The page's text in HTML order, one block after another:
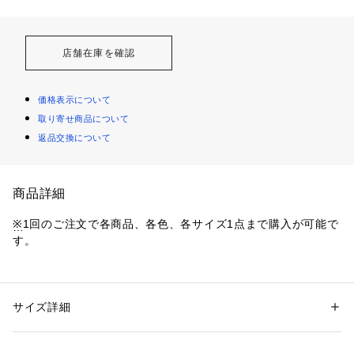
店舗在庫を確認
価格表示について
取り寄せ商品について
返品交換について
商品詳細
※1回のご注文で各商品、各色、各サイズ1点まで購入が可能で
す。
性別：レディース
素材：表地:綿100%/裏地:ポリエステル100%
サイズ詳細